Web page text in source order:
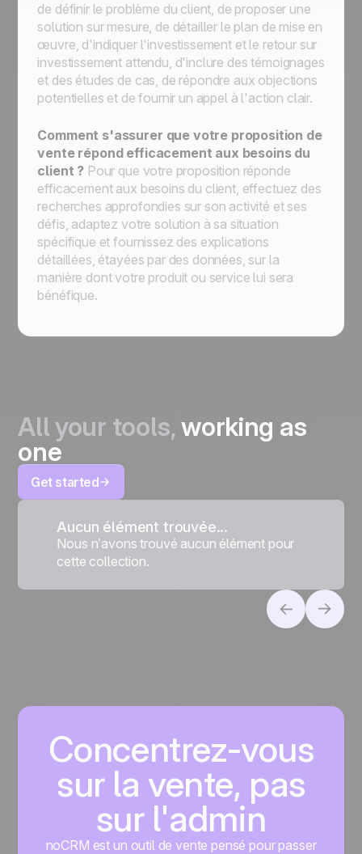
de définir le problème du client, de proposer une
solution sur mesure, de détailler le plan de mise en
œuvre, d'indiquer l'investissement et le retour sur
investissement attendu, d'inclure des témoignages
et des études de cas, de répondre aux objections
potentielles et de fournir un appel à l'action clair.
Comment s'assurer que votre proposition de
vente répond efficacement aux besoins du
client ? Pour que votre proposition réponde
efficacement aux besoins du client, effectuez des
recherches approfondies sur son activité et ses
défis, adaptez votre solution à sa situation
spécifique et fournissez des explications
détaillées, étayées par des données, sur la
manière dont votre produit ou service lui sera
bénéfique.
All your tools,working as
one
Get started
Aucun élément trouvée...
Nous n’avons trouvé aucun élément pour
cette collection.
Concentrez-vous
sur la vente, pas
sur l'admin
noCRM est un outil de vente pensé pour passer